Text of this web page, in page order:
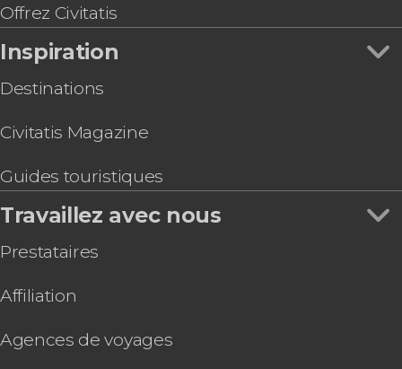
audioguide
Transfert privé en bateau entre l'aéroport de
Venise et le centre-ville
Expérience de réalité virtuelle
palais des Doges + Balade en gondole
Offrez Civitatis
Inspiration
Destinations
Civitatis Magazine
Guides touristiques
Travaillez avec nous
Prestataires
Affiliation
Agences de voyages